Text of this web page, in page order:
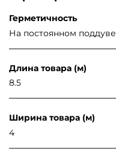
Герметичность
На постоянном поддуве
Длина товара (м)
8.5
Ширина товара (м)
4